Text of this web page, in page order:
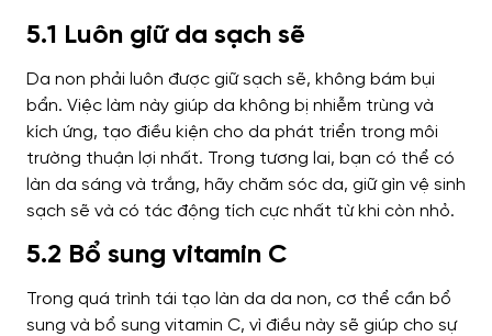
5.1 Luôn giữ da sạch sẽ
Da non phải luôn được giữ sạch sẽ, không bám bụi
bẩn. Việc làm này giúp da không bị nhiễm trùng và
kích ứng, tạo điều kiện cho da phát triển trong môi
trường thuận lợi nhất. Trong tương lai, bạn có thể có
làn da sáng và trắng, hãy chăm sóc da, giữ gìn vệ sinh
sạch sẽ và có tác động tích cực nhất từ ​​khi còn nhỏ.
5.2 Bổ sung vitamin C
Trong quá trình tái tạo làn da da non, cơ thể cần bổ
sung và bổ sung vitamin C, vì điều này sẽ giúp cho sự